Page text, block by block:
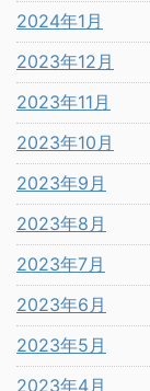
2024年1月
2023年12月
2023年11月
2023年10月
2023年9月
2023年8月
2023年7月
2023年6月
2023年5月
2023年4月